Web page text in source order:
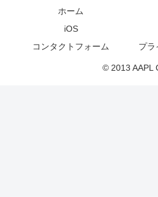
ホーム
iOS
コンタクトフォーム
プラ
© 2013 AAPL